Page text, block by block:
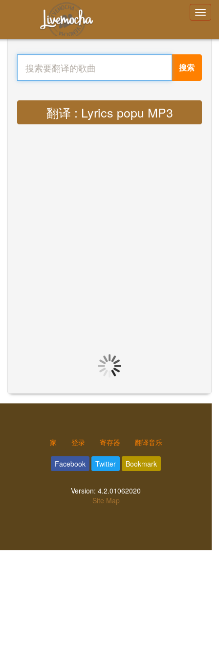
搜索
翻译 : Lyrics popu MP3
家 登录 寄存器 翻译音乐
Facebook Twitter Bookmark
Version: 4.2.01062020
Site Map